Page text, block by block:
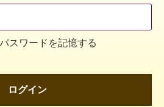
スワードを記憶する
ログイン